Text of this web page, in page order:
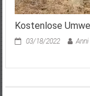
Kostenlose
03/18/2022